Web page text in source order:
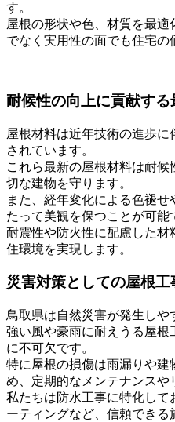
す。
屋根の形状や色、材質を最
でなく実用性の面でも住宅の
耐候性の向上に貢献す
屋根材料は近年技術の進歩
されています。
これら最新の屋根材料は耐
切な建物を守ります。
また、経年変化による色褪
たって美観を保つことが可能
耐震性や防火性に配慮した材
住環境を実現します。
災害対策としての屋根工
鳥取県は自然災害が発生しや
強い風や豪雨に耐えうる屋
に不可欠です。
特に屋根の損傷は雨漏りや建
め、定期的なメンテナンスや
私たちは防水工事に特化して
ーティングなど、信頼できる